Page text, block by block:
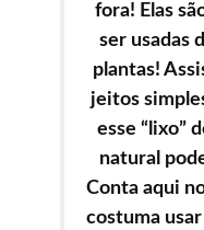
fora! Elas
ser usadas
plantas!
jeitos
esse “lixo”
natural
Conta aqui
costuma usar